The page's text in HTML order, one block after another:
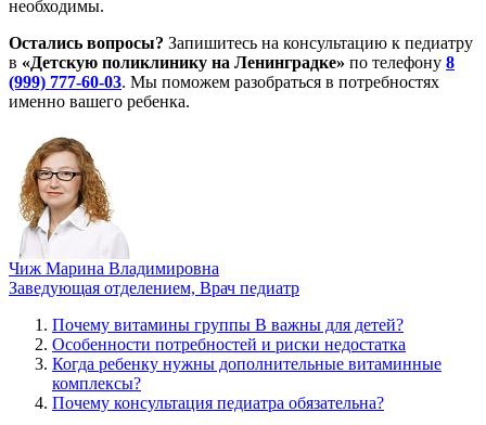
необходимы.
Остались вопросы? Запишитесь на консультацию к педиатру
в «Детскую поликлинику на Ленинградке» по телефону 8
(999) 777-60-03. Мы поможем разобраться в потребностях
именно вашего ребенка.
Чиж Марина Владимировна
Заведующая отделением, Врач педиатр
Почему витамины группы B важны для детей?
Особенности потребностей и риски недостатка
Когда ребенку нужны дополнительные витаминные
комплексы?
Почему консультация педиатра обязательна?